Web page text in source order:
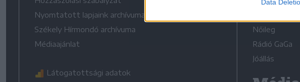
Data
Nyomtatott lapjaink archívuma
Székely Hírmondó archívuma
Médiaajánlat
Látogatottsági adatok
Nőileg
Rádió GaGa
Jóállás